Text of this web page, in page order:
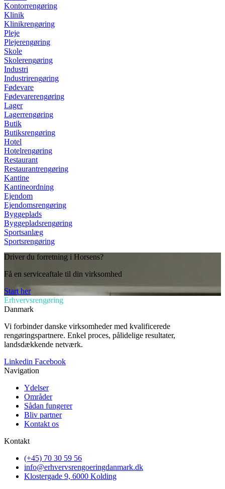
Kontorrengøring
Klinik
Klinikrengøring
Pleje
Plejerengøring
Skole
Skolerengøring
Industri
Industrirengøring
Fødevare
Fødevarerengøring
Lager
Lagerrengøring
Butik
Butiksrengøring
Hotel
Hotelrengøring
Restaurant
Restaurantrengøring
Kantine
Kantineordning
Ejendom
Ejendomsrengøring
Byggeplads
Byggepladsrengøring
Sportsanlæg
Sportsrengøring
Driver du forretning i Horsens?
Få en serviceaftale til din virksomhed
Start her
Erhvervsrengøring
Danmark
Vi forbinder danske virksomheder med kvalificerede
rengøringspartnere. Enkel proces, pålidelige resultater,
landsdækkende netværk.
Linkedin Facebook
Navigation
Ydelser
Områder
Sådan fungerer
Bliv partner
Kontakt os
Kontakt
(+45) 70 30 59 56
info@erhvervsrengoeringdanmark.dk
Klostergade 9, 6000 Kolding